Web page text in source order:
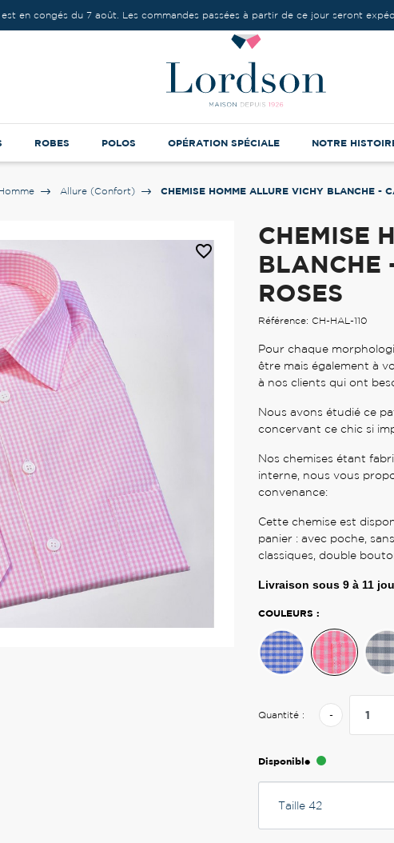
en congés du 7 août. Les commandes passées à partir de ce jour seront
ROBES POLOS OPÉRATION SPÉCIALE NOTRE
Allure (Confort) CHEMISE HOMME ALLURE VICHY BLANCHE -
favorite_border
CHEMISE
BLANCHE
ROSES
Référence: CH-HAL-110
Pour chaque
être mais également à
à nos clients qui ont
Nous avons étudié ce
concervant ce chic si
Nos chemises étant
interne, nous vous
convenance:
Cette chemise est
panier : avec poche,
classiques, double
Livraison sous 9 à 11
COULEURS :
Quantité : -
Disponible